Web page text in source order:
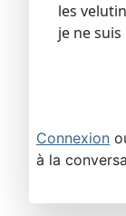
les
je ne
Connexion
à la